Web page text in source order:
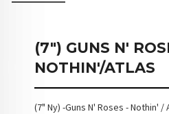
(7") GUNS N'
NOTHIN'/ATLAS
(7" Ny) -Guns N' Roses - Nothin' /